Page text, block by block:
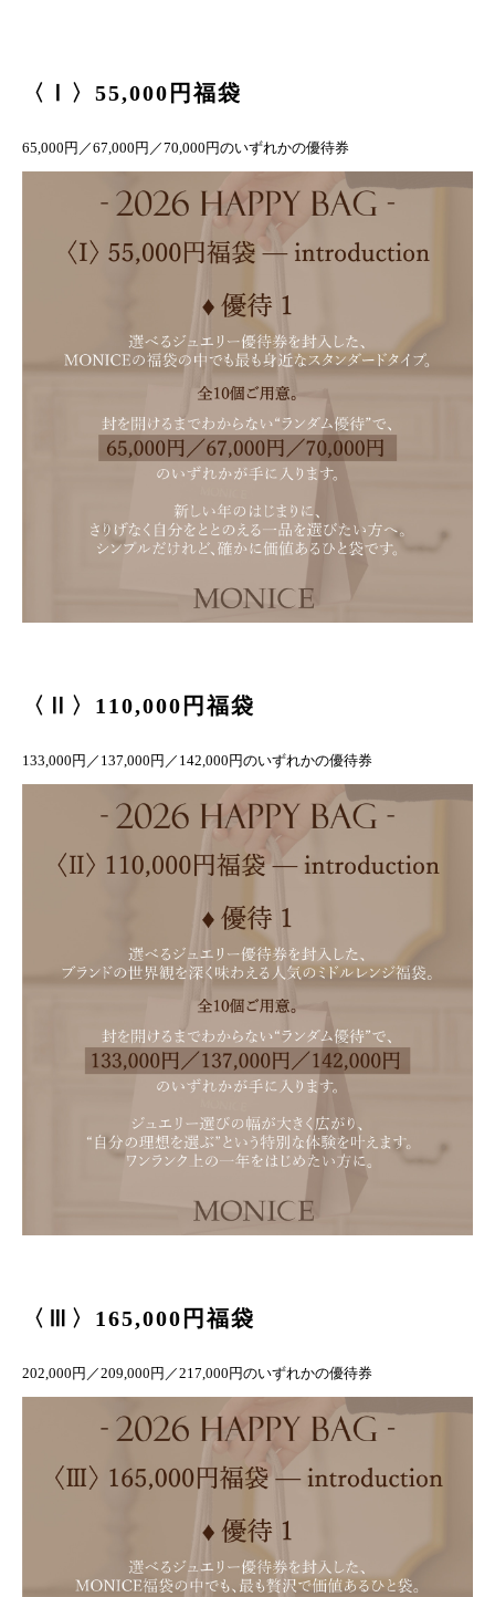
〈Ⅰ〉55,000円福袋
65,000円／67,000円／70,000円のいずれかの優待券
〈Ⅱ〉110,000円福袋
133,000円／137,000円／142,000円のいずれかの優待券
〈Ⅲ〉165,000円福袋
202,000円／209,000円／217,000円のいずれかの優待券